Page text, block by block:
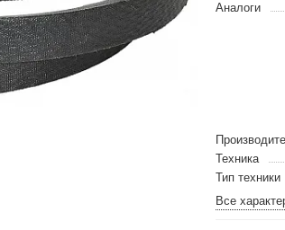
Аналоги
Техника
Тип техники
Все